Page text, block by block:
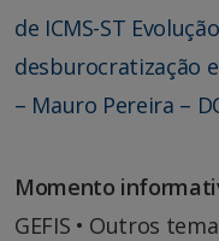
de ICMS-ST
desburocratização e
– Mauro Pereira –
Momento
GEFIS • Outros